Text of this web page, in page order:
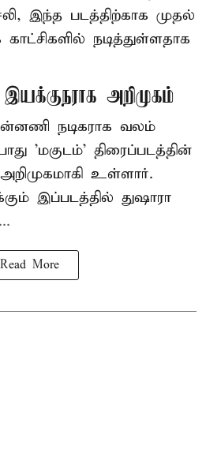
இந்த படத்திற்காக முதல்
நடித்துள்ளதாக
அறிமுகம்
நடிகராக வலம்
'மகுடம்' திரைப்படத்தின்
உள்ளார்.
இப்படத்தில் துஷாரா
Read More